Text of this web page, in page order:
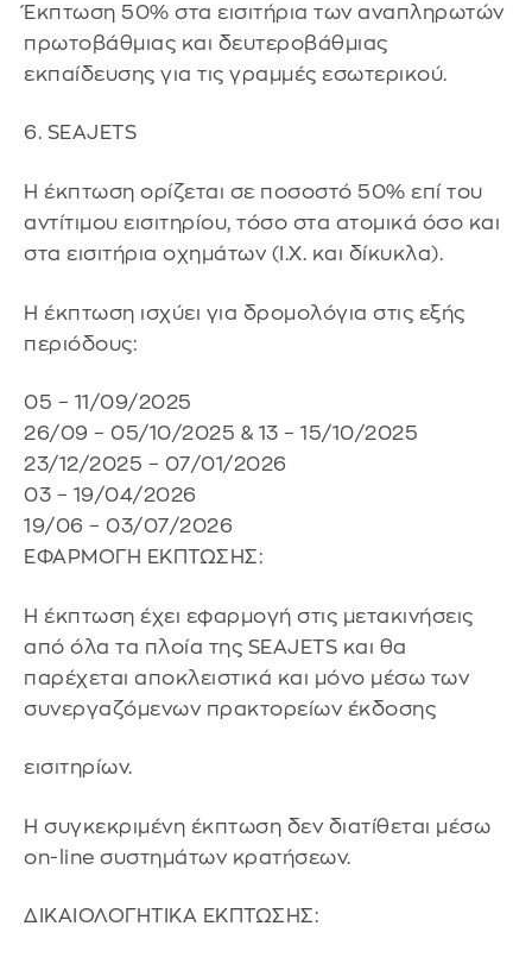
Έκπτωση 50% στα εισιτήρια των αναπληρωτών
πρωτοβάθμιας και δευτεροβάθμιας
εκπαίδευσης για τις γραμμές εσωτερικού.
6. SEAJETS
Η έκπτωση ορίζεται σε ποσοστό 50% επί του
αντίτιμου εισιτηρίου, τόσο στα ατομικά όσο και
στα εισιτήρια οχημάτων (Ι.Χ. και δίκυκλα).
Η έκπτωση ισχύει για δρομολόγια στις εξής
περιόδους:
05 – 11/09/2025
26/09 – 05/10/2025 & 13 – 15/10/2025
23/12/2025 – 07/01/2026
03 – 19/04/2026
19/06 – 03/07/2026
ΕΦΑΡΜΟΓΗ ΕΚΠΤΩΣΗΣ:
Η έκπτωση έχει εφαρμογή στις μετακινήσεις
από όλα τα πλοία της SEAJETS και θα
παρέχεται αποκλειστικά και μόνο μέσω των
συνεργαζόμενων πρακτορείων έκδοσης
εισιτηρίων.
Η συγκεκριμένη έκπτωση δεν διατίθεται μέσω
on-line συστημάτων κρατήσεων.
ΔΙΚΑΙΟΛΟΓΗΤΙΚΑ ΕΚΠΤΩΣΗΣ: